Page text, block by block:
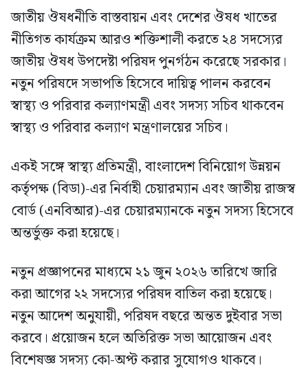
জাতীয় ঔষধনীতি বাস্তবায়ন এবং দেশের ঔষধ খাতের
নীতিগত কার্যক্রম আরও শক্তিশালী করতে ২৪ সদস্যের
জাতীয় ঔষধ উপদেষ্টা পরিষদ পুনর্গঠন করেছে সরকার।
নতুন পরিষদে সভাপতি হিসেবে দায়িত্ব পালন করবেন
স্বাস্থ্য ও পরিবার কল্যাণমন্ত্রী এবং সদস্য সচিব থাকবেন
স্বাস্থ্য ও পরিবার কল্যাণ মন্ত্রণালয়ের সচিব।
একই সঙ্গে স্বাস্থ্য প্রতিমন্ত্রী, বাংলাদেশ বিনিয়োগ উন্নয়ন
কর্তৃপক্ষ (বিডা)-এর নির্বাহী চেয়ারম্যান এবং জাতীয় রাজস্ব
বোর্ড (এনবিআর)-এর চেয়ারম্যানকে নতুন সদস্য হিসেবে
অন্তর্ভুক্ত করা হয়েছে।
নতুন প্রজ্ঞাপনের মাধ্যমে ২১ জুন ২০২৬ তারিখে জারি
করা আগের ২২ সদস্যের পরিষদ বাতিল করা হয়েছে।
নতুন আদেশ অনুযায়ী, পরিষদ বছরে অন্তত দুইবার সভা
করবে। প্রয়োজন হলে অতিরিক্ত সভা আয়োজন এবং
বিশেষজ্ঞ সদস্য কো-অপ্ট করার সুযোগও থাকবে।